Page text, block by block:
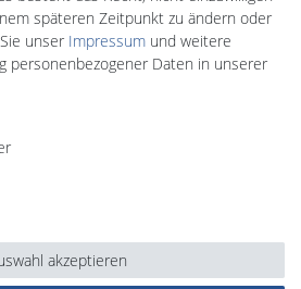
späteren Zeitpunkt zu ändern oder
unser Impressum und weitere
personenbezogener Daten in unserer
akzeptieren